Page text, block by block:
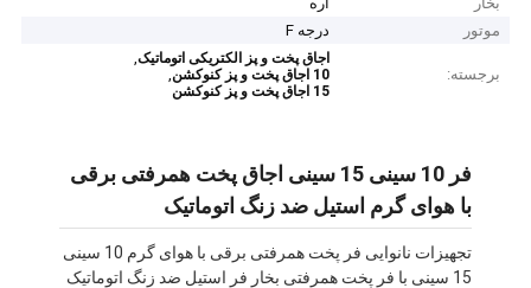
موتور
درجه F
برجسته:
اجاق پخت و پز الکتریکی اتوماتیک,
10 اجاق پخت و پز کنوکشن ,
15 اجاق پخت و پز کنوکشن
فر 10 سینی 15 سینی اجاق پخت همرفتی برقی
با هوای گرم استیل ضد زنگ اتوماتیک
تجهیزات نانوایی فر پخت همرفتی برقی با هوای گرم 10 سینی
15 سینی با فر پخت همرفتی بخار فر استیل ضد زنگ اتوماتیک